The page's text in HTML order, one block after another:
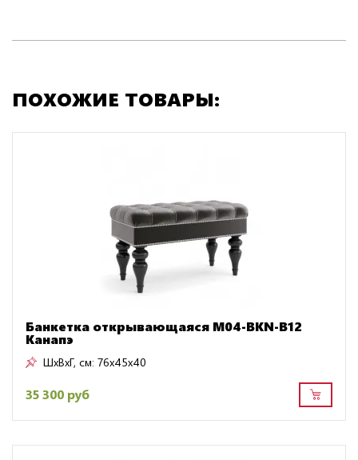
ПОХОЖИЕ ТОВАРЫ:
Банкетка открывающаяся M04-BKN-B12
Канапэ
ШxВxГ, см: 76x45x40
35 300 руб